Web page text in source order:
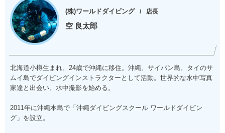
(株)ワールドダイビング 店長
空 良太郎
北海道小樽生まれ、24歳で沖縄に移住。沖縄、サイパン島、タイのサ
ムイ島でダイビングインストラクターとして活動。世界的な水中写真
家達と出会い、水中撮影を始める。
2011年に沖縄本島で「沖縄ダイビングスクール ワールドダイビン
グ」を設立。